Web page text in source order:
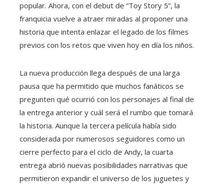
popular. Ahora, con el debut de “Toy Story 5”, la
franquicia vuelve a atraer miradas al proponer una
historia que intenta enlazar el legado de los filmes
previos con los retos que viven hoy en día los niños.
La nueva producción llega después de una larga
pausa que ha permitido que muchos fanáticos se
pregunten qué ocurrió con los personajes al final de
la entrega anterior y cuál será el rumbo que tomará
la historia. Aunque la tercera película había sido
considerada por numerosos seguidores como un
cierre perfecto para el ciclo de Andy, la cuarta
entrega abrió nuevas posibilidades narrativas que
permitieron expandir el universo de los juguetes y